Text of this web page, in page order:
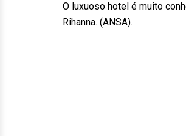
O luxuoso hotel é muito
Rihanna. (ANSA).